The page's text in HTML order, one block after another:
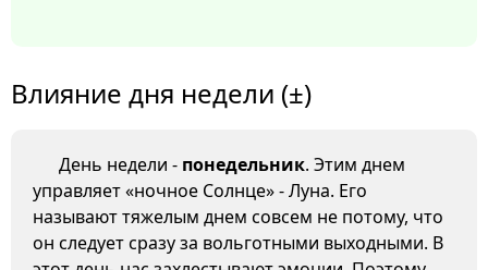
Влияние дня недели (±)
День недели - понедельник. Этим днем
управляет «ночное Солнце» - Луна. Его
называют тяжелым днем совсем не потому, что
он следует сразу за вольготными выходными. В